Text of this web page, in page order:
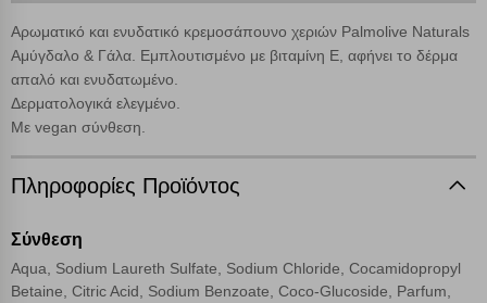
Αρωματικό και ενυδατικό κρεμοσάπουνο χεριών Palmolive Naturals
Αμύγδαλο & Γάλα. Εμπλουτισμένο με βιταμίνη Ε, αφήνει το δέρμα
απαλό και ενυδατωμένο.
Δερματολογικά ελεγμένο.
Με vegan σύνθεση.
Πληροφορίες Προϊόντος
Σύνθεση
Aqua, Sodium Laureth Sulfate, Sodium Chloride, Cocamidopropyl
Betaine, Citric Acid, Sodium Benzoate, Coco-Glucoside, Parfum,
μπορεί να επηρεάσει την εμπειρία της περιήγησής σας ή/και της
χρήσης των υπηρεσιών μας.
Δείτε περισσότερα
Λειτουργικά cookies
Cookies απόδοσης
Απολύτως απαραίτητα cookies Πάντα Ενεργό